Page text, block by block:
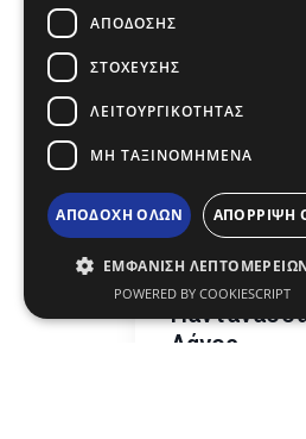
Εκκλησάκι
και Ι.Ν.
Λάγος
ΑΠΟΔΟΣΗΣ
ΣΤΟΧΕΥΣΗΣ
ΛΕΙΤΟΥΡΓΙΚΟΤΗΤΑΣ
ΜΗ ΤΑΞΙΝΟΜΗΜΕΝΑ
ΑΠΟΔΟΧΗ ΟΛΩΝ ΑΠΟΡΡΙΨΗ
ΕΜΦΑΝΙΣΗ
POWERED BY COOKIESCRIPT